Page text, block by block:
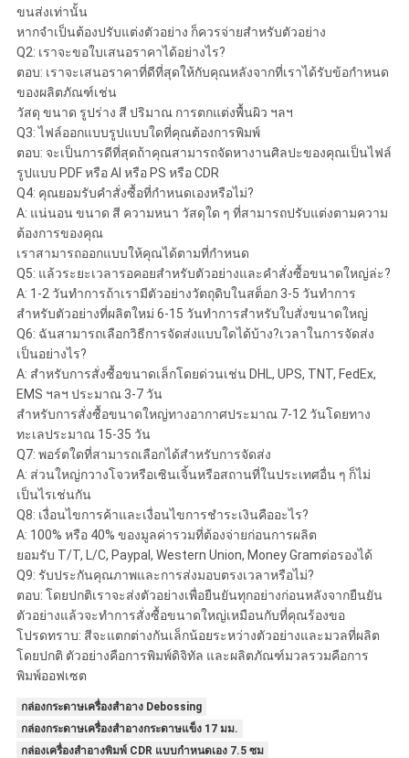
ขนส่งเท่านั้น
หากจำเป็นต้องปรับแต่งตัวอย่าง ก็ควรจ่ายสำหรับตัวอย่าง
Q2: เราจะขอใบเสนอราคาได้อย่างไร?
ตอบ: เราจะเสนอราคาที่ดีที่สุดให้กับคุณหลังจากที่เราได้รับข้อกำหนด
ของผลิตภัณฑ์เช่น
วัสดุ ขนาด รูปร่าง สี ปริมาณ การตกแต่งพื้นผิว ฯลฯ
Q3: ไฟล์ออกแบบรูปแบบใดที่คุณต้องการพิมพ์
ตอบ: จะเป็นการดีที่สุดถ้าคุณสามารถจัดหางานศิลปะของคุณเป็นไฟล์
รูปแบบ PDF หรือ AI หรือ PS หรือ CDR
Q4: คุณยอมรับคำสั่งซื้อที่กำหนดเองหรือไม่?
A: แน่นอน ขนาด สี ความหนา วัสดุใด ๆ ที่สามารถปรับแต่งตามความ
ต้องการของคุณ
เราสามารถออกแบบให้คุณได้ตามที่กำหนด
Q5: แล้วระยะเวลารอคอยสำหรับตัวอย่างและคำสั่งซื้อขนาดใหญ่ล่ะ?
A: 1-2 วันทำการถ้าเรามีตัวอย่างวัตถุดิบในสต็อก 3-5 วันทำการ
สำหรับตัวอย่างที่ผลิตใหม่ 6-15 วันทำการสำหรับใบสั่งขนาดใหญ่
Q6: ฉันสามารถเลือกวิธีการจัดส่งแบบใดได้บ้าง?เวลาในการจัดส่ง
เป็นอย่างไร?
A: สำหรับการสั่งซื้อขนาดเล็กโดยด่วนเช่น DHL, UPS, TNT, FedEx,
EMS ฯลฯ ประมาณ 3-7 วัน
สำหรับการสั่งซื้อขนาดใหญ่ทางอากาศประมาณ 7-12 วันโดยทาง
ทะเลประมาณ 15-35 วัน
Q7: พอร์ตใดที่สามารถเลือกได้สำหรับการจัดส่ง
A: ส่วนใหญ่กวางโจวหรือเซินเจิ้นหรือสถานที่ในประเทศอื่น ๆ ก็ไม่
เป็นไรเช่นกัน
Q8: เงื่อนไขการค้าและเงื่อนไขการชำระเงินคืออะไร?
A: 100% หรือ 40% ของมูลค่ารวมที่ต้องจ่ายก่อนการผลิต
ยอมรับ T/T, L/C, Paypal, Western Union, Money Gramต่อรองได้
Q9: รับประกันคุณภาพและการส่งมอบตรงเวลาหรือไม่?
ตอบ: โดยปกติเราจะส่งตัวอย่างเพื่อยืนยันทุกอย่างก่อนหลังจากยืนยัน
ตัวอย่างแล้วจะทำการสั่งซื้อขนาดใหญ่เหมือนกับที่คุณร้องขอ
โปรดทราบ: สีจะแตกต่างกันเล็กน้อยระหว่างตัวอย่างและมวลที่ผลิต
โดยปกติ ตัวอย่างคือการพิมพ์ดิจิทัล และผลิตภัณฑ์มวลรวมคือการ
พิมพ์ออฟเซต
กล่องกระดาษเครื่องสำอาง Debossing
กล่องกระดาษเครื่องสำอางกระดาษแข็ง 17 มม.
กล่องเครื่องสำอางพิมพ์ CDR แบบกำหนดเอง 7.5 ซม